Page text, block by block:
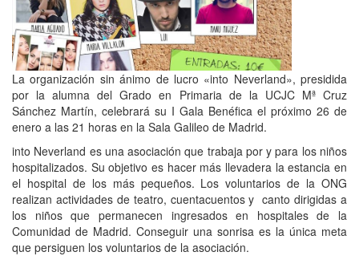
La organización sin ánimo de lucro «into Neverland», presidida
por la alumna del Grado en Primaria de la UCJC Mª Cruz
Sánchez Martín, celebrará su I Gala Benéfica el próximo 26 de
enero a las 21 horas en la Sala Galileo de Madrid.
into Neverland es una asociación que trabaja por y para los niños
hospitalizados. Su objetivo es hacer más llevadera la estancia en
el hospital de los más pequeños. Los voluntarios de la ONG
realizan actividades de teatro, cuentacuentos y canto dirigidas a
los niños que permanecen ingresados en hospitales de la
Comunidad de Madrid. Conseguir una sonrisa es la única meta
que persiguen los voluntarios de la asociación.